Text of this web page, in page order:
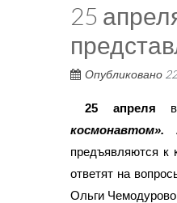
25
Опубликовано
25 апреля в
космонавтом».
предъявляются к
ответят на
Ольги